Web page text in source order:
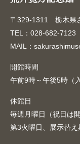
〒329-1311 栃木県
TEL：028-682-
MAIL：
開館時間
午前9時～午後5時（
休館日
毎週月曜日（祝日は
第3火曜日、展示替え